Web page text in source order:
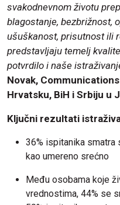
svakodnevnom životu
blagostanje, bezbrižnost,
ušuškanost, prisutnost ili
predstavljaju temelj
potvrdilo i naše
Novak,
Hrvatsku, BiH i Srbiju u
Ključni rezultati
36% ispitanika smatra
kao umereno srećno
Među osobama koje
vrednostima, 44% se